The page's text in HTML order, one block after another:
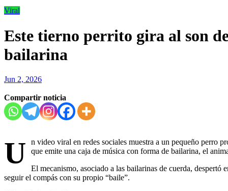
Viral
Este tierno perrito gira al son
bailarina
Jun 2, 2026
Compartir noticia
U
n video viral en redes sociales muestra a un pequeño perro
que emite una caja de música con forma de bailarina, el
El mecanismo, asociado a las bailarinas de cuerda,
seguir el compás con su propio “baile”.